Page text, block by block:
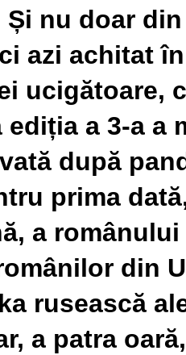
Și nu doar
azi achitat
ucigătoare,
ediția a 3-a a
după
prima
a
din
rusească
a patra